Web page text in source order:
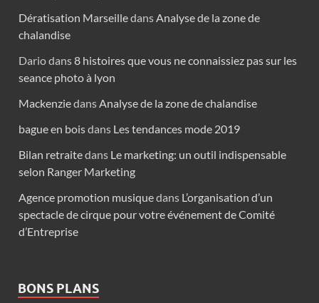
Dératisation Marseilledans Analyse de la zone de
chalandise
Dariodans8 histoires que vous ne connaissiez pas sur les
seance photo à lyon
Mackenziedans Analyse de la zone de chalandise
bague en boisdans Les tendances mode 2019
Bilan retraitedans Le marketing: un outil indispensable
selon Ranger Marketing
Agence promotion musiquedans L’organisation d’un
spectacle de cirque pour votre événement de Comité
d’Entreprise
BONS PLANS